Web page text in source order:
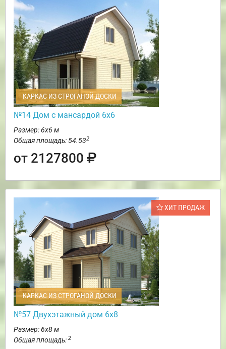
КАРКАС ИЗ СТРОГАНОЙ ДОСКИ
№14 Дом с мансардой 6х6
Размер: 6х6 м
Общая площадь: 54.532
от 2127800
ХИТ ПРОДАЖ
КАРКАС ИЗ СТРОГАНОЙ ДОСКИ
№57 Двухэтажный дом 6х8
Размер: 6х8 м
Общая площадь: 2